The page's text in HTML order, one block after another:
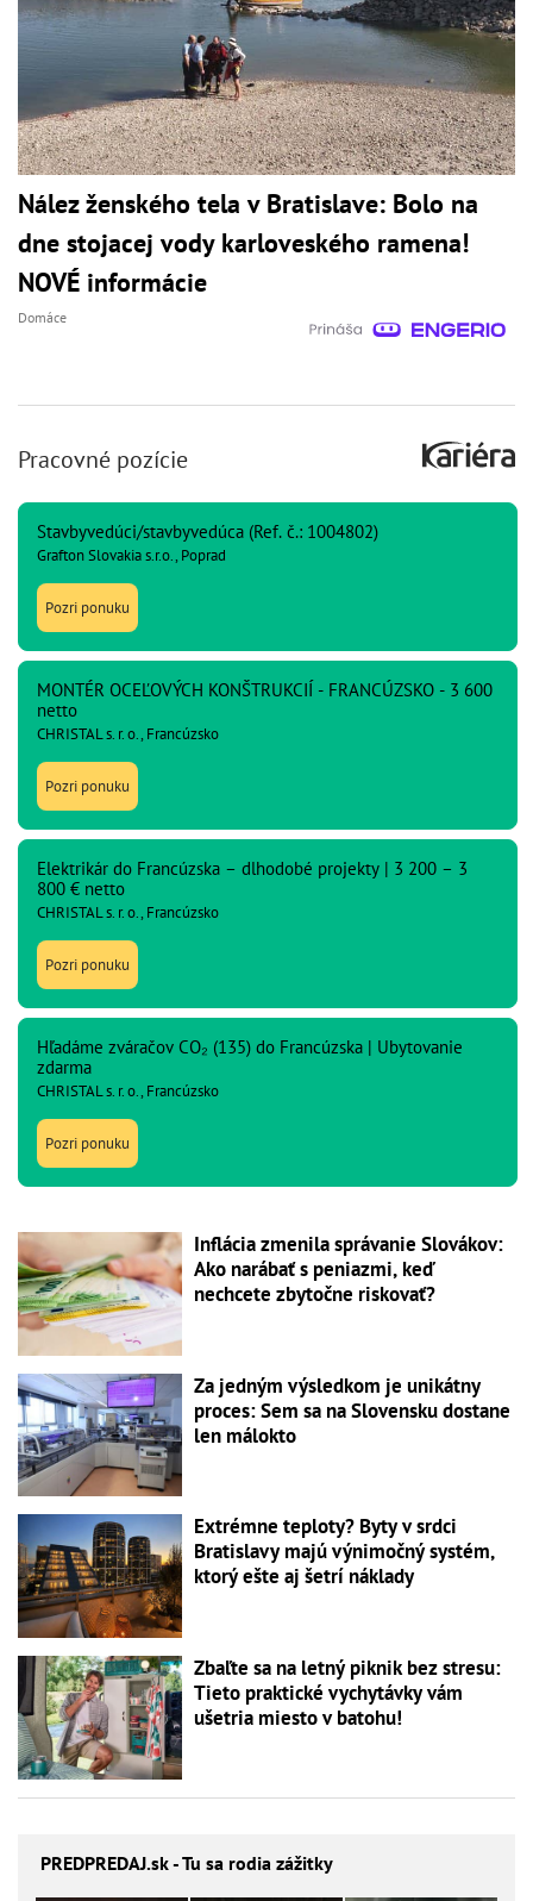
Nález ženského tela v Bratislave: Bolo na
dne stojacej vody karloveského ramena!
NOVÉ informácie
Domáce
Pracovné pozície
Stavbyvedúci/stavbyvedúca (Ref. č.: 1004802)
Grafton Slovakia s.r.o., Poprad
Pozri ponuku
MONTÉR OCEĽOVÝCH KONŠTRUKCIÍ - FRANCÚZSKO - 3 600
netto
CHRISTAL s. r. o., Francúzsko
Pozri ponuku
Elektrikár do Francúzska – dlhodobé projekty | 3 200 – 3
800 € netto
CHRISTAL s. r. o., Francúzsko
Pozri ponuku
Hľadáme zváračov CO₂ (135) do Francúzska | Ubytovanie
zdarma
CHRISTAL s. r. o., Francúzsko
Pozri ponuku
Inflácia zmenila správanie Slovákov:
Ako narábať s peniazmi, keď
nechcete zbytočne riskovať?
Za jedným výsledkom je unikátny
proces: Sem sa na Slovensku dostane
len málokto
Extrémne teploty? Byty v srdci
Bratislavy majú výnimočný systém,
ktorý ešte aj šetrí náklady
Zbaľte sa na letný piknik bez stresu:
Tieto praktické vychytávky vám
ušetria miesto v batohu!
PREDPREDAJ.sk - Tu sa rodia zážitky